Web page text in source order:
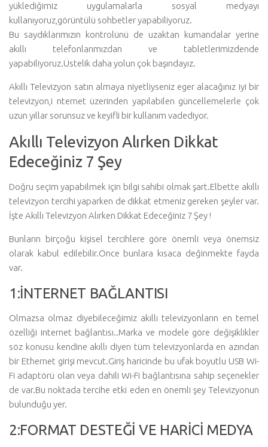
yüklediğimiz uygulamalarla sosyal medyayı
kullanıyoruz,görüntülü sohbetler yapabiliyoruz.
Bu saydıklarımızın kontrolünü de uzaktan kumandalar yerine
akıllı telefonlarımızdan ve tabletlerimizdende
yapabiliyoruz.Üstelik daha yolun çok başındayız.
Akıllı Televizyon satın almaya niyetliyseniz eger alacağınız iyi bir
televizyon,i nternet üzerinden yapılabilen güncellemelerle çok
uzun yıllar sorunsuz ve keyifli bir kullanım vadediyor.
Akıllı Televizyon Alırken Dikkat
Edeceğiniz 7 Şey
Doğru seçim yapabilmek için bilgi sahibi olmak şart.Elbette akıllı
televizyon tercihi yaparken de dikkat etmeniz gereken şeyler var.
İşte Akıllı Televizyon Alırken Dikkat Edeceğiniz 7 Şey !
Bunların birçoğu kişisel tercihlere göre önemli veya önemsiz
olarak kabul edilebilir.Önce bunlara kısaca değinmekte fayda
var.
1:İNTERNET BAĞLANTISI
Olmazsa olmaz diyebileceğimiz akıllı televizyonların en temel
özelliği internet bağlantısı..Marka ve modele göre değişiklikler
söz konusu kendine akıllı diyen tüm televizyonlarda en azından
bir Ethernet girişi mevcut.Giriş haricinde bu ufak boyutlu USB Wi-
Fi adaptörü olan veya dahili Wi-Fi bağlantısına sahip seçenekler
de var.Bu noktada tercihe etki eden en önemli şey Televizyonun
bulunduğu yer.
2:FORMAT DESTEĞİ VE HARİCİ MEDYA